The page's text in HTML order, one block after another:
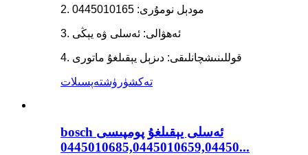
2. مودېل نومۇرى: 0445010165
3. ئەھۋالى: ئەسلى ۋە يېڭى
4. قوللىنىشچانلىقى: دىزېل يېقىلغۇ ماتورى
تەكشۈرۈشتەپسىلات
bosch ئەسلى يېقىلغۇ پومپىسى
0445010685,0445010659,04450...